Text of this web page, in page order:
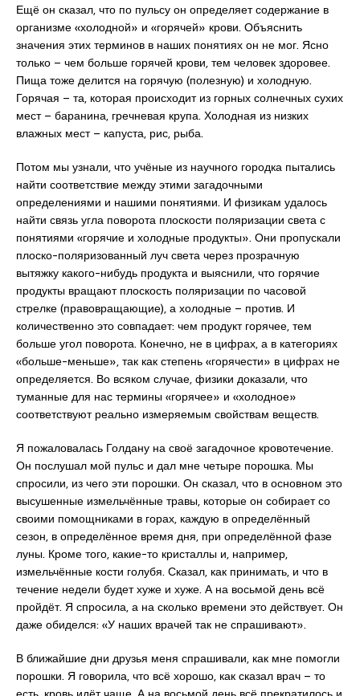
Ещё он сказал, что по пульсу он определяет содержание в
организме «холодной» и «горячей» крови. Объяснить
значения этих терминов в наших понятиях он не мог. Ясно
только – чем больше горячей крови, тем человек здоровее.
Пища тоже делится на горячую (полезную) и холодную.
Горячая – та, которая происходит из горных солнечных сухих
мест – баранина, гречневая крупа. Холодная из низких
влажных мест – капуста, рис, рыба.
Потом мы узнали, что учёные из научного городка пытались
найти соответствие между этими загадочными
определениями и нашими понятиями. И физикам удалось
найти связь угла поворота плоскости поляризации света с
понятиями «горячие и холодные продукты». Они пропускали
плоско-поляризованный луч света через прозрачную
вытяжку какого-нибудь продукта и выяснили, что горячие
продукты вращают плоскость поляризации по часовой
стрелке (правовращающие), а холодные – против. И
количественно это совпадает: чем продукт горячее, тем
больше угол поворота. Конечно, не в цифрах, а в категориях
«больше-меньше», так как степень «горячести» в цифрах не
определяется. Во всяком случае, физики доказали, что
туманные для нас термины «горячее» и «холодное»
соответствуют реально измеряемым свойствам веществ.
Я пожаловалась Голдану на своё загадочное кровотечение.
Он послушал мой пульс и дал мне четыре порошка. Мы
спросили, из чего эти порошки. Он сказал, что в основном это
высушенные измельчённые травы, которые он собирает со
своими помощниками в горах, каждую в определённый
сезон, в определённое время дня, при определённой фазе
луны. Кроме того, какие-то кристаллы и, например,
измельчённые кости голубя. Сказал, как принимать, и что в
течение недели будет хуже и хуже. А на восьмой день всё
пройдёт. Я спросила, а на сколько времени это действует. Он
даже обиделся: «У наших врачей так не спрашивают».
В ближайшие дни друзья меня спрашивали, как мне помогли
порошки. Я говорила, что всё хорошо, как сказал врач – то